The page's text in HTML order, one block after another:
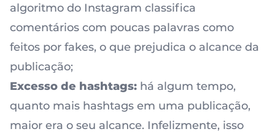
algoritmo do Instagram classifica
comentários com poucas palavras como
feitos por fakes, o que prejudica o alcance da
publicação;
Excesso de hashtags: há algum tempo,
quanto mais hashtags em uma publicação,
maior era o seu alcance. Infelizmente, isso